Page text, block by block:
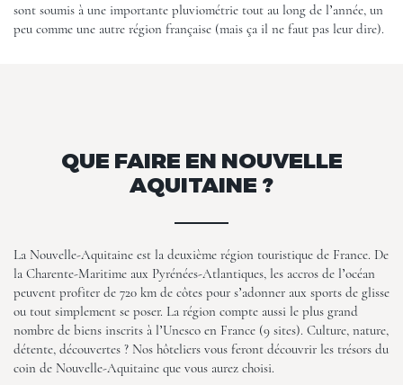
sont soumis à une importante pluviométrie tout au long de l’année, un
peu comme une autre région française (mais ça il ne faut pas leur dire).
QUE FAIRE EN NOUVELLE
AQUITAINE ?
La Nouvelle-Aquitaine est la deuxième région touristique de France. De
la Charente-Maritime aux Pyrénées-Atlantiques, les accros de l’océan
peuvent profiter de 720 km de côtes pour s’adonner aux sports de glisse
ou tout simplement se poser. La région compte aussi le plus grand
nombre de biens inscrits à l’Unesco en France (9 sites). Culture, nature,
détente, découvertes ? Nos hôteliers vous feront découvrir les trésors du
coin de Nouvelle-Aquitaine que vous aurez choisi.